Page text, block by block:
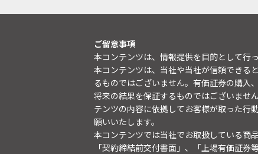
ご留意事項
本コンテンツは、情報提供を目的として行っ
本コンテンツは、当社や当社が信頼できる
るものではございません。有価証券の購入
将来の結果を保証するものではございませ
テンツの内容に依拠してお客様が取った行
願いいたします。
本コンテンツでは当社でお取扱している商
「契約締結前交付書面」、「上場有価証